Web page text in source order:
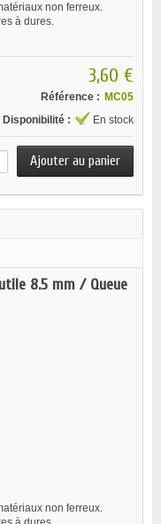
non ferreux.
à dures.
3,60 €
Référence : MC05
Disponibilité :
En stock
8.5 mm / Queue
non ferreux.